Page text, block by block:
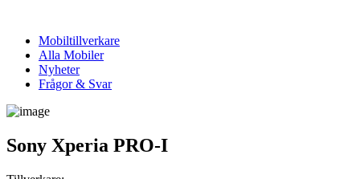
Mobiltillverkare
Alla Mobiler
Nyheter
Frågor & Svar
Sony Xperia PRO-I